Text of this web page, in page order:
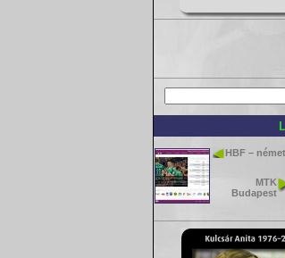
HBF –
MTK
Budapest